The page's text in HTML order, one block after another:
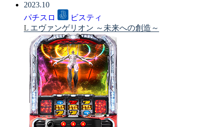
2023.10
パチスロ
ビスティ
L エヴァンゲリオン ～未来への創造～